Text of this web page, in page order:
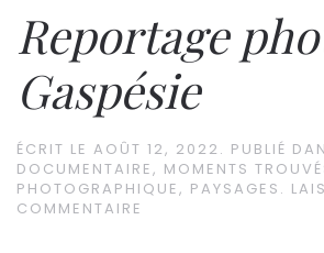
Reportage
Gaspésie
ÉCRIT LE AOÛT 12, 2022 . PUBLIÉ
DOCUMENTAIRE, MOMENTS
PHOTOGRAPHIQUE, PAYSAGES .
COMMENTAIRE